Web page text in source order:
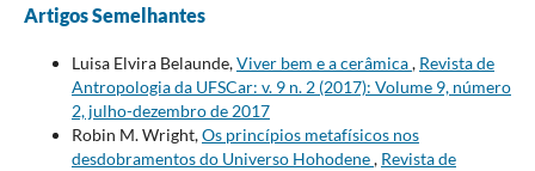
Artigos Semelhantes
Luisa Elvira Belaunde,Viver bem e a cerâmica, Revista de
Antropologia da UFSCar: v. 9 n. 2 (2017): Volume 9, número
2, julho-dezembro de 2017
Robin M. Wright,Os princípios metafísicos nos
desdobramentos do Universo Hohodene, Revista de